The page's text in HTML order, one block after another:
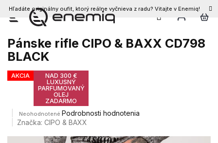
Prejsť
obsah
Hľadáte originálny oufit, ktorý reálne vyčnieva z radu? Vitajte v Enemiq!
Pánske rifle CIPO & BAXX CD798
BLACK
AKCIA
NAD 300 €
LUXUSNÝ
PARFUMOVANÝ
OLEJ
ZADARMO
Priemerné
hodnotenie
Neohodnotené Podrobnosti hodnotenia
Značka:CIPO & BAXX